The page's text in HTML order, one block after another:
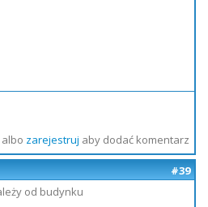
zarejestruj aby dodać komentarz
#39
od budynku